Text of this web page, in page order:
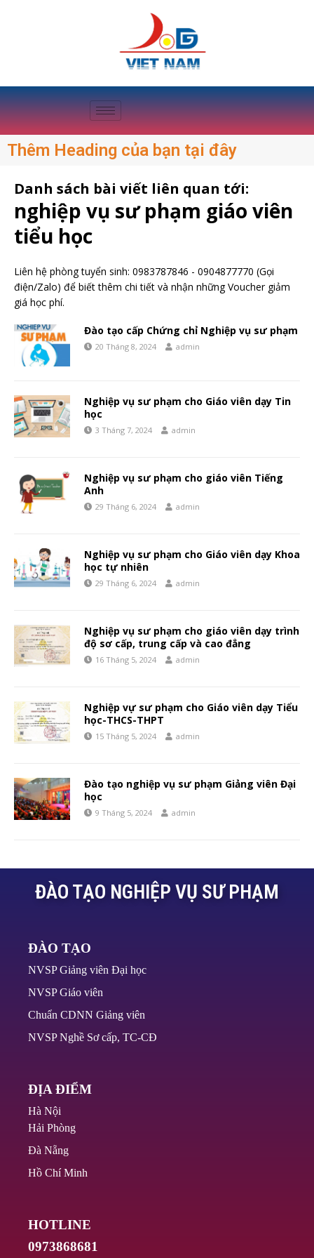
Thêm Heading của bạn tại đây
Danh sách bài viết liên quan tới:
nghiệp vụ sư phạm giáo viên
tiểu học
Liên hệ phòng tuyển sinh: 0983787846 - 0904877770 (Gọi
điện/Zalo) để biết thêm chi tiết và nhận những Voucher giảm
giá học phí.
Đào tạo cấp Chứng chỉ Nghiệp vụ sư phạm
20 Tháng 8, 2024 admin
Nghiệp vụ sư phạm cho Giáo viên dạy Tin
học
3 Tháng 7, 2024 admin
Nghiệp vụ sư phạm cho giáo viên Tiếng
Anh
29 Tháng 6, 2024 admin
Nghiệp vụ sư phạm cho Giáo viên dạy Khoa
học tự nhiên
29 Tháng 6, 2024 admin
Nghiệp vụ sư phạm cho giáo viên dạy trình
độ sơ cấp, trung cấp và cao đẳng
16 Tháng 5, 2024 admin
Nghiệp vự sư phạm cho Giáo viên dạy Tiểu
học-THCS-THPT
15 Tháng 5, 2024 admin
Đào tạo nghiệp vụ sư phạm Giảng viên Đại
học
9 Tháng 5, 2024 admin
ĐÀO TẠO NGHIỆP VỤ SƯ PHẠM
ĐÀO TẠO
NVSP Giảng viên Đại học
NVSP Giáo viên
Chuẩn CDNN Giảng viên
NVSP Nghề Sơ cấp, TC-CĐ
ĐỊA ĐIỂM
Hà Nội
Hải Phòng
Đà Nẵng
Hồ Chí Minh
HOTLINE
0973868681